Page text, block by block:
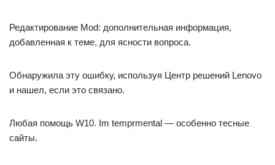
Редактирование Mod: дополнительная информация,
добавленная к теме, для ясности вопроса.
Обнаружила эту ошибку, используя Центр решений Lenovo
и нашел, если это связано.
Любая помощь W10. Im temprmental — особенно тесные
сайты.